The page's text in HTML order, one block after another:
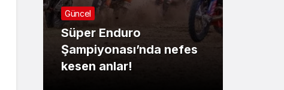
Güncel
Süper Enduro
Şampiyonası’nda nefes
kesen anlar!